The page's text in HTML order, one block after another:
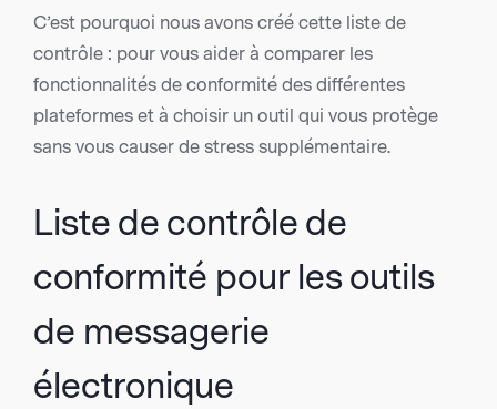
C’est pourquoi nous avons créé cette liste de
contrôle : pour vous aider à comparer les
fonctionnalités de conformité des différentes
plateformes et à choisir un outil qui vous protège
sans vous causer de stress supplémentaire.
Liste de contrôle de
conformité pour les outils
de messagerie
électronique